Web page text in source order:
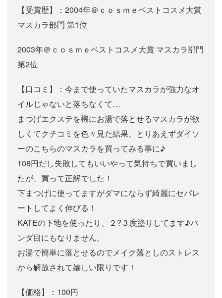
【受賞歴】：2004年＠ｃｏｓｍｅベストコスメ大賞
マスカラ部門 第1位
2003年＠ｃｏｓｍｅベストコスメ大賞 マスカラ部門
第2位
【口コミ】：今まで使っていたマスカラが強力なオ
イルじゃないと落ちなくて…
まつげエクステを機にお湯で落とせるマスカラが欲
しくてクチコミを色々見た結果、とりあえずダイソ
ーのこちらのマスカラを買ってみる事に♪
108円だし失敗してもいいやって気持ちで買いまし
たが、買って正解でした！
下まつげに使ってますがダマにならず綺麗にセパレ
ートしてよく伸びる！
KATEの下地を使ったり、２?３度塗りしてます♪パ
ンダ目にもなりません。
お湯で簡単に落とせるのでメイク落としのストレス
から解放されて嬉しい限りです！
【価格】：100円